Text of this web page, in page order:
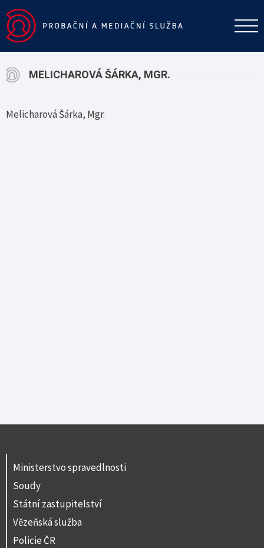
MELICHAROVÁ ŠÁRKA, MGR.
Melicharová Šárka, Mgr.
Ministerstvo spravedlnosti
Soudy
Státní zastupitelství
Vězeňská služba
Policie ČR